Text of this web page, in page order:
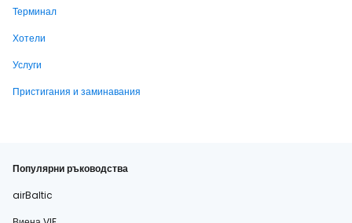
Терминал
Хотели
Услуги
Пристигания и заминавания
Популярни ръководства
airBaltic